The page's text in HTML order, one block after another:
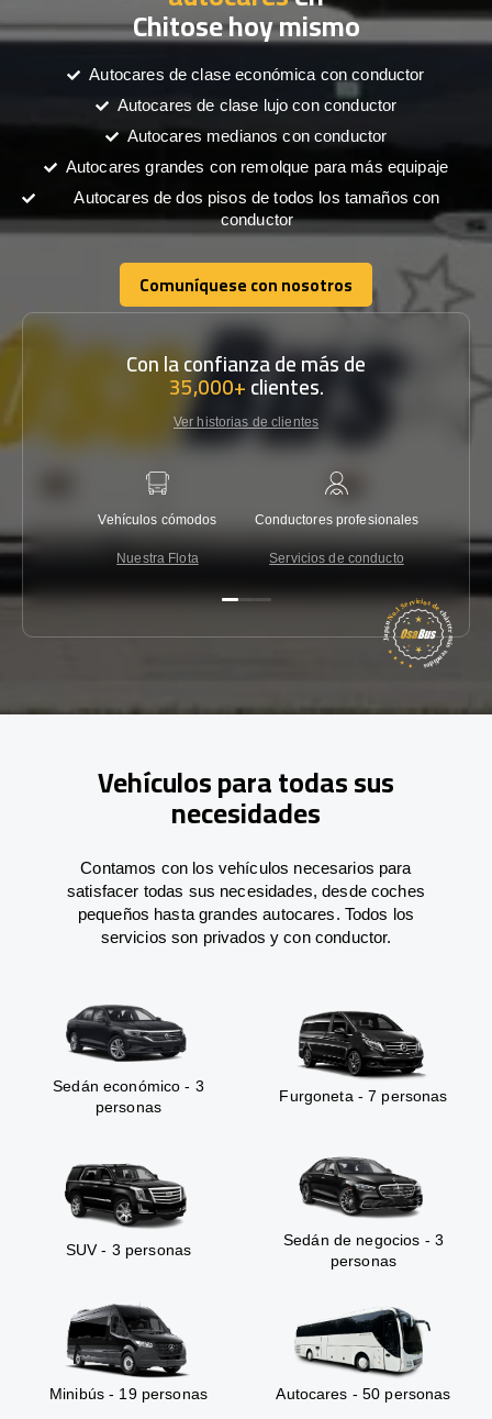
Chitose hoy mismo
Autocares de clase económica con conductor
Autocares de clase lujo con conductor
Autocares medianos con conductor
Autocares grandes con remolque para más equipaje
Autocares de dos pisos de todos los tamaños con
conductor
Comuníquese con nosotros
Comuníquese con nosotros
Con la confianza de más de
35,000+clientes.
Ver historias de clientes
Vehículos cómodos
Nuestra Flota
Conductores profesionales
Servicios de conducto
Vehículos para todas sus
necesidades
Contamos con los vehículos necesarios para
satisfacer todas sus necesidades, desde coches
pequeños hasta grandes autocares. Todos los
servicios son privados y con conductor.
Sedán económico - 3
personas
Furgoneta - 7 personas
SUV - 3 personas
Sedán de negocios - 3
personas
Minibús - 19 personas Autocares - 50 personas